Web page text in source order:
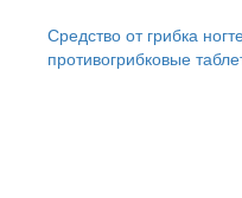
Средство от грибка
противогрибковые